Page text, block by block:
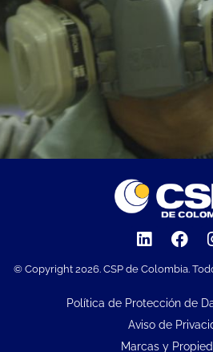
© Copyright 2026. CSP de Colombia.
Política de Protección de
Aviso de
Marcas y